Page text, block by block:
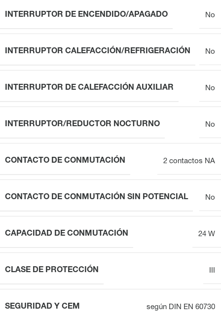
INTERRUPTOR DE ENCENDIDO/APAGADO No
INTERRUPTOR CALEFACCIÓN/REFRIGERACIÓN No
INTERRUPTOR DE CALEFACCIÓN AUXILIAR No
INTERRUPTOR/REDUCTOR NOCTURNO No
CONTACTO DE CONMUTACIÓN 2 contactos NA
CONTACTO DE CONMUTACIÓN SIN POTENCIAL No
CAPACIDAD DE CONMUTACIÓN 24 W
CLASE DE PROTECCIÓN
SEGURIDAD Y CEM según DIN EN 60730